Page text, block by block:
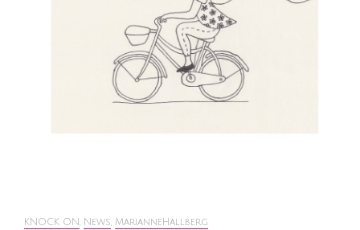
KNOCK ON, News, MarianneHallberg